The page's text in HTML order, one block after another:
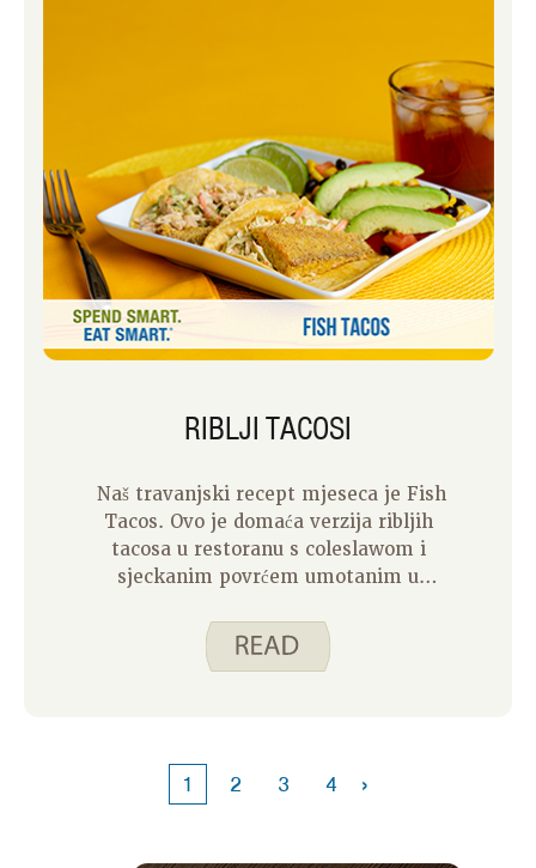
RIBLJI TACOSI
Naš travanjski recept mjeseca je Fish
Tacos. Ovo je domaća verzija ribljih
tacosa u restoranu s coleslawom i
sjeckanim povrćem umotanim u
receptu jer se različiti okusi i teksture
spajaju kako bi napravili ukusan obrok.
1 2 3 4 ›